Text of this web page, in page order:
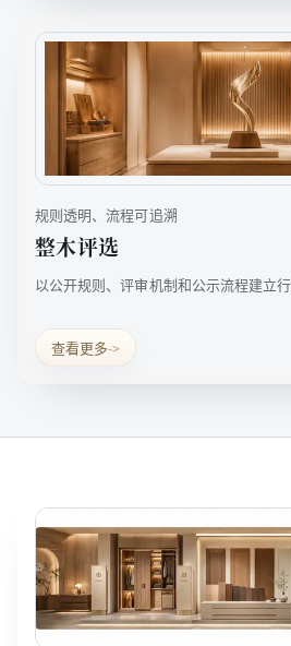
规则透明、流程可追溯
整木评选
以公开规则、评审机制和公示流程建立行
查看更多->